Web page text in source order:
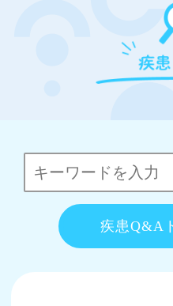
疾患Q&A